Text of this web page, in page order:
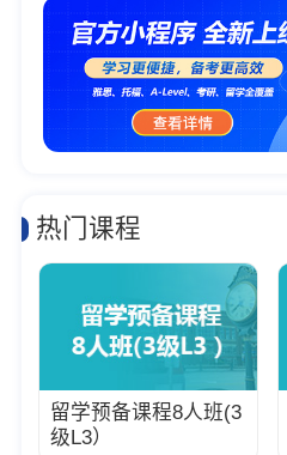
热门课程
留学预备课程8人班(3
级L3）